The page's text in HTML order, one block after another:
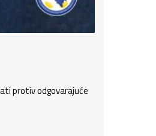
protiv odgovarajuće